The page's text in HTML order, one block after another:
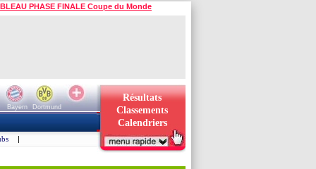
PHASE FINALE Coupe du Monde
Bayern
Dortmund
Résultats
Classements
Calendriers
|